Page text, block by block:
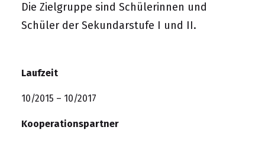
Die Zielgruppe sind Schülerinnen und
Schüler der Sekundarstufe I und II.
Laufzeit
10/2015 – 10/2017
Kooperationspartner